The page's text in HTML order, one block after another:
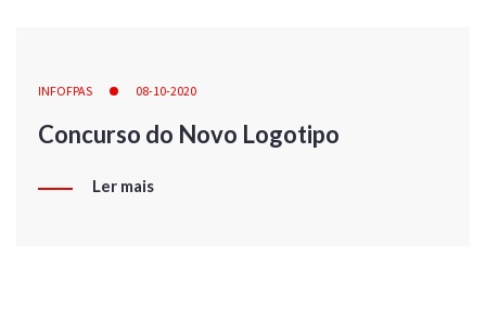
INFOFPAS 08-10-2020
Concurso do Novo Logotipo
Ler mais